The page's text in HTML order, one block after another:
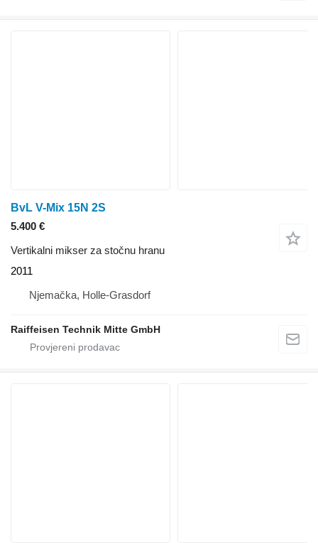
BvL V-Mix 15N 2S
5.400 €
Vertikalni mikser za stočnu hranu
2011
Njemačka, Holle-Grasdorf
Raiffeisen Technik Mitte GmbH